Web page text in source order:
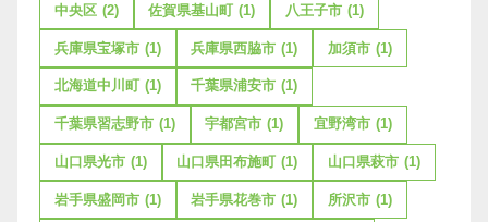
中央区 (2) 佐賀県基山町 (1) 八王子市 (1)
兵庫県宝塚市 (1) 兵庫県西脇市 (1) 加須市 (1)
北海道中川町 (1) 千葉県浦安市 (1)
千葉県習志野市 (1) 宇都宮市 (1) 宜野湾市 (1)
山口県光市 (1) 山口県田布施町 (1) 山口県萩市 (1)
岩手県盛岡市 (1) 岩手県花巻市 (1) 所沢市 (1)